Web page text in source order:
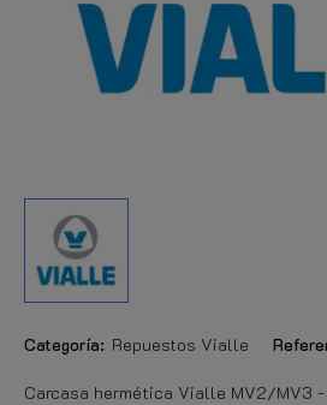
Categoría: Repuestos Vialle
Carcasa hermética Vialle MV2/MV3